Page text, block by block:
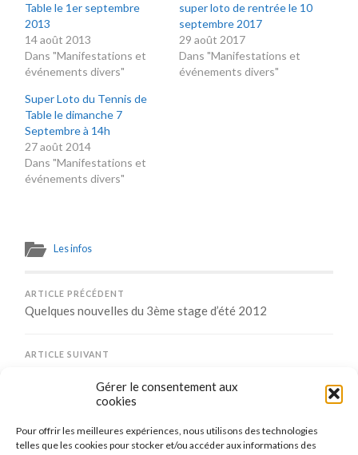
Gérer le consentement aux
cookies
Pour offrir les meilleures expériences, nous utilisons des technologies
telles que les cookies pour stocker et/ou accéder aux informations des
Table le 1er septembre
2013
14 août 2013
Dans "Manifestations et
événements divers"
super loto de rentrée le 10
septembre 2017
29 août 2017
Dans "Manifestations et
événements divers"
Super Loto du Tennis de
Table le dimanche 7
Septembre à 14h
27 août 2014
Dans "Manifestations et
événements divers"
Les infos
ARTICLE PRÉCÉDENT
Quelques nouvelles du 3ème stage d’été 2012
ARTICLE SUIVANT
Comments are closed.